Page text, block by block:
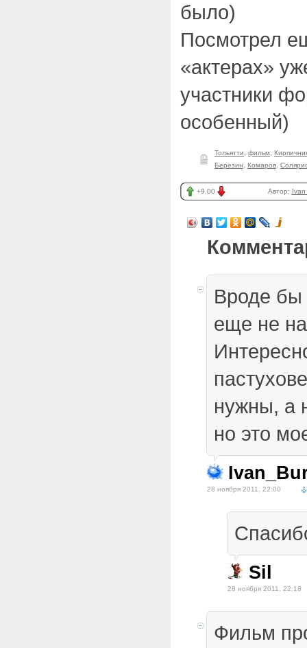
было)
Посмотрел
«актерах»
участники
особенный)
Тольятти фильм
Березин
Комаров
+9.00 Автор:
Вроде бы
еще не
нужны, а
но это
28 ноября 2011, 22:00
Sil
28 ноября 2011, 22:18
Фильм